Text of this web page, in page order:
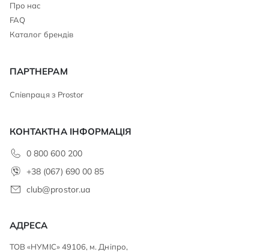
Про нас
FAQ
Каталог брендів
ПАРТНЕРАМ
Співпраця з Prostor
КОНТАКТНА ІНФОРМАЦІЯ
0 800 600 200
+38 (067) 690 00 85
club@prostor.ua
АДРЕСА
ТОВ «НУМІС» 49106, м. Дніпро,